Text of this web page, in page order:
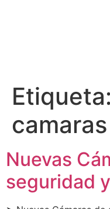
Etiqueta:
Nuevas
seguridad